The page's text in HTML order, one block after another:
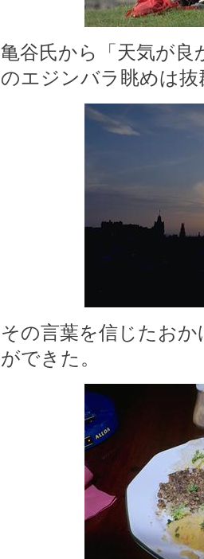
亀谷氏から「天気が
のエジンバラ眺めは
その言葉を信じたお
ができた。